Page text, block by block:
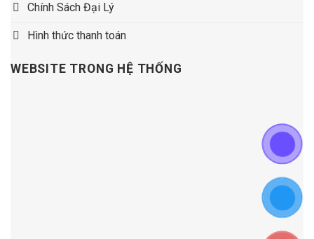
Chính Sách Đại Lý
Hình thức thanh toán
WEBSITE TRONG HỆ THỐNG